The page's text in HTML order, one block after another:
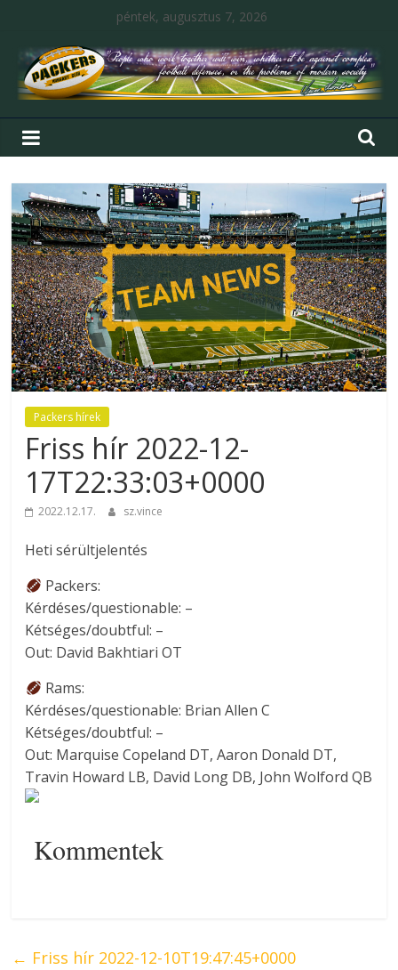
péntek, augusztus 7, 2026
Packers hírek
Friss hír 2022-12-
17T22:33:03+0000
2022.12.17. sz.vince
Heti sérültjelentés
Packers:
Kérdéses/questionable: –
Kétséges/doubtful: –
Out: David Bakhtiari OT
Rams:
Kérdéses/questionable: Brian Allen C
Kétséges/doubtful: –
Out: Marquise Copeland DT, Aaron Donald DT,
Travin Howard LB, David Long DB, John Wolford QB
Kommentek
← Friss hír 2022-12-10T19:47:45+0000